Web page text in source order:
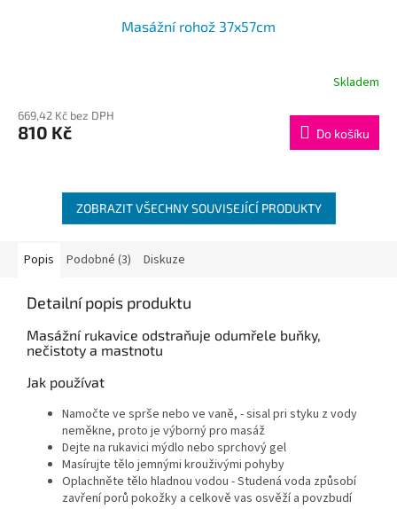
Masážní rohož 37x57cm
Skladem
669,42 Kč bez DPH
810 Kč Do košíku
ZOBRAZIT VŠECHNY SOUVISEJÍCÍ PRODUKTY
Popis Podobné (3) Diskuze
Detailní popis produktu
Masážní rukavice odstraňuje odumřele buňky,
nečistoty a mastnotu
Jak používat
Namočte ve sprše nebo ve vaně, - sisal pri styku z vody
neměkne, proto je výborný pro masáž
Dejte na rukavici mýdlo nebo sprchový gel
Masírujte tělo jemnými krouživými pohyby
Oplachněte tělo hladnou vodou - Studená voda způsobí
zavření porů pokožky a celkově vas osvěží a povzbudí